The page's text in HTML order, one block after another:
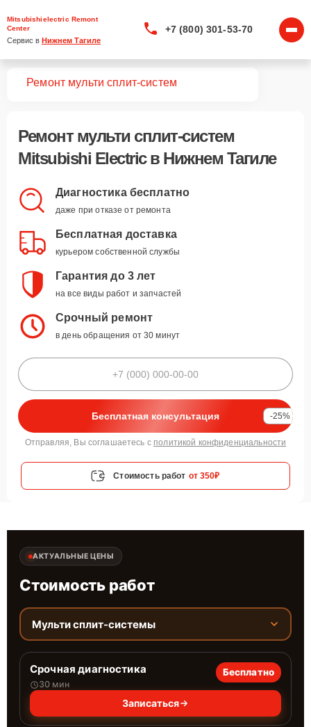
Mitsubishielectric Remont
Center
Сервис в Нижнем Тагиле
+7 (800) 301-53-70
Ремонт мульти сплит-систем
Ремонт мульти сплит-систем
Mitsubishi Electricв Нижнем Тагиле
Диагностика бесплатно
даже при отказе от ремонта
Бесплатная доставка
курьером собственной службы
Гарантия до 3 лет
на все виды работ и запчастей
Срочный ремонт
в день обращения от 30 минут
Бесплатная консультация -25%
Отправляя, Вы соглашаетесь с политикой конфиденциальности
Стоимость работ от 350₽
АКТУАЛЬНЫЕ ЦЕНЫ
Стоимость работ
Мульти сплит-системы
Срочная диагностика
30 мин
Бесплатно
Записаться